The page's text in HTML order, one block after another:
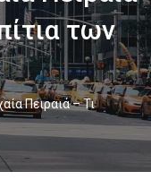
των
Πειραιά – Τι